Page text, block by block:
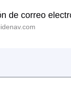
de correo